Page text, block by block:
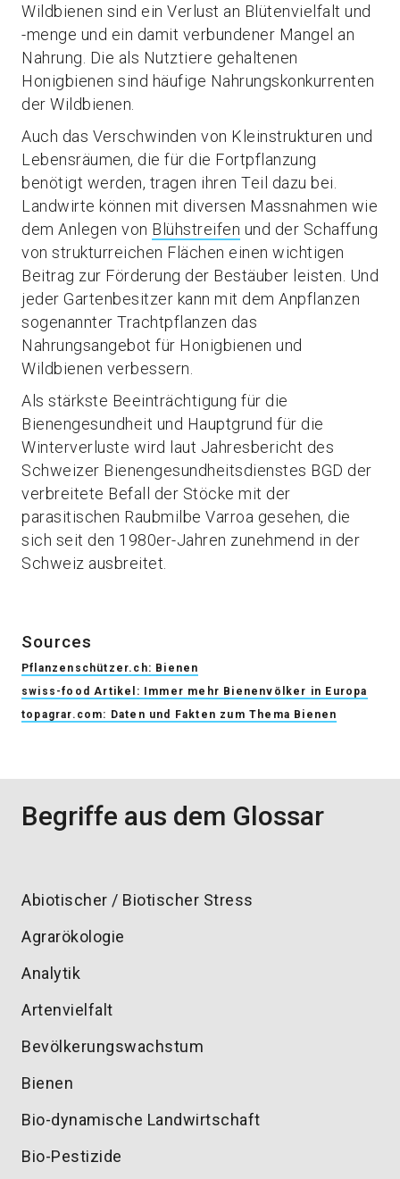
Wildbienen sind ein Verlust an Blütenvielfalt und
-menge und ein damit verbundener Mangel an
Nahrung. Die als Nutztiere gehaltenen
Honigbienen sind häufige Nahrungskonkurrenten
der Wildbienen.
Auch das Verschwinden von Kleinstrukturen und
Lebensräumen, die für die Fortpflanzung
benötigt werden, tragen ihren Teil dazu bei.
Landwirte können mit diversen Massnahmen wie
dem Anlegen von Blühstreifen und der Schaffung
von strukturreichen Flächen einen wichtigen
Beitrag zur Förderung der Bestäuber leisten. Und
jeder Gartenbesitzer kann mit dem Anpflanzen
sogenannter Trachtpflanzen das
Nahrungsangebot für Honigbienen und
Wildbienen verbessern.
Als stärkste Beeinträchtigung für die
Bienengesundheit und Hauptgrund für die
Winterverluste wird laut Jahresbericht des
Schweizer Bienengesundheitsdienstes BGD der
verbreitete Befall der Stöcke mit der
parasitischen Raubmilbe Varroa gesehen, die
sich seit den 1980er-Jahren zunehmend in der
Schweiz ausbreitet.
Sources
Pflanzenschützer.ch: Bienen
swiss-food Artikel: Immer mehr Bienenvölker in Europa
topagrar.com: Daten und Fakten zum Thema Bienen
Begriffe aus dem Glossar
Abiotischer / Biotischer Stress
Agrarökologie
Analytik
Artenvielfalt
Bevölkerungswachstum
Bienen
Bio-dynamische Landwirtschaft
Bio-Pestizide